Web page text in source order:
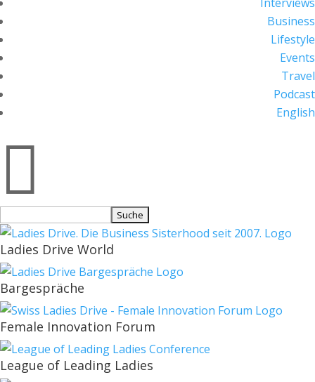
Business
Lifestyle
Events
Travel
Podcast
English

nach:
Ladies Drive World
Bargespräche
Female Innovation Forum
League of Leading Ladies